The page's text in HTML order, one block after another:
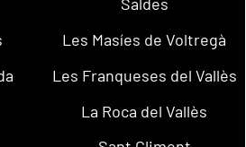
Les Masíes de Voltregà
Les Franqueses del Vallès
La Roca del Vallès